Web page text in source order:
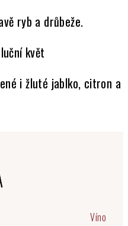
ryb a drůbeže.
květ
i žluté jablko, citron a
Víno